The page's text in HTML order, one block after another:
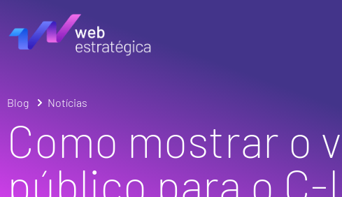
Blog Notícias
Como mostrar o
público para o C-